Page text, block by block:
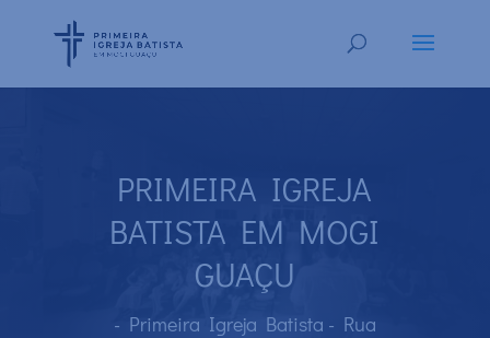
PRIMEIRA IGREJA
BATISTA EM MOGI
GUAÇU
- Primeira Igreja Batista - Rua